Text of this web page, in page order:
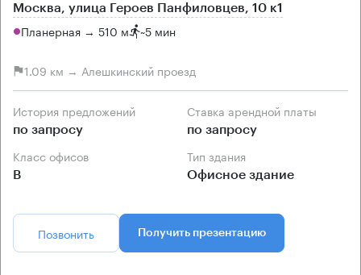
Москва, улица Героев Панфиловцев, 10 к1
Планерная → 510 м ~5 мин
1.09 км → Алешкинский проезд
История предложений
по запросу
Ставка арендной платы
по запросу
Класс офисов
B
Тип здания
Офисное здание
Позвонить Получить презентацию